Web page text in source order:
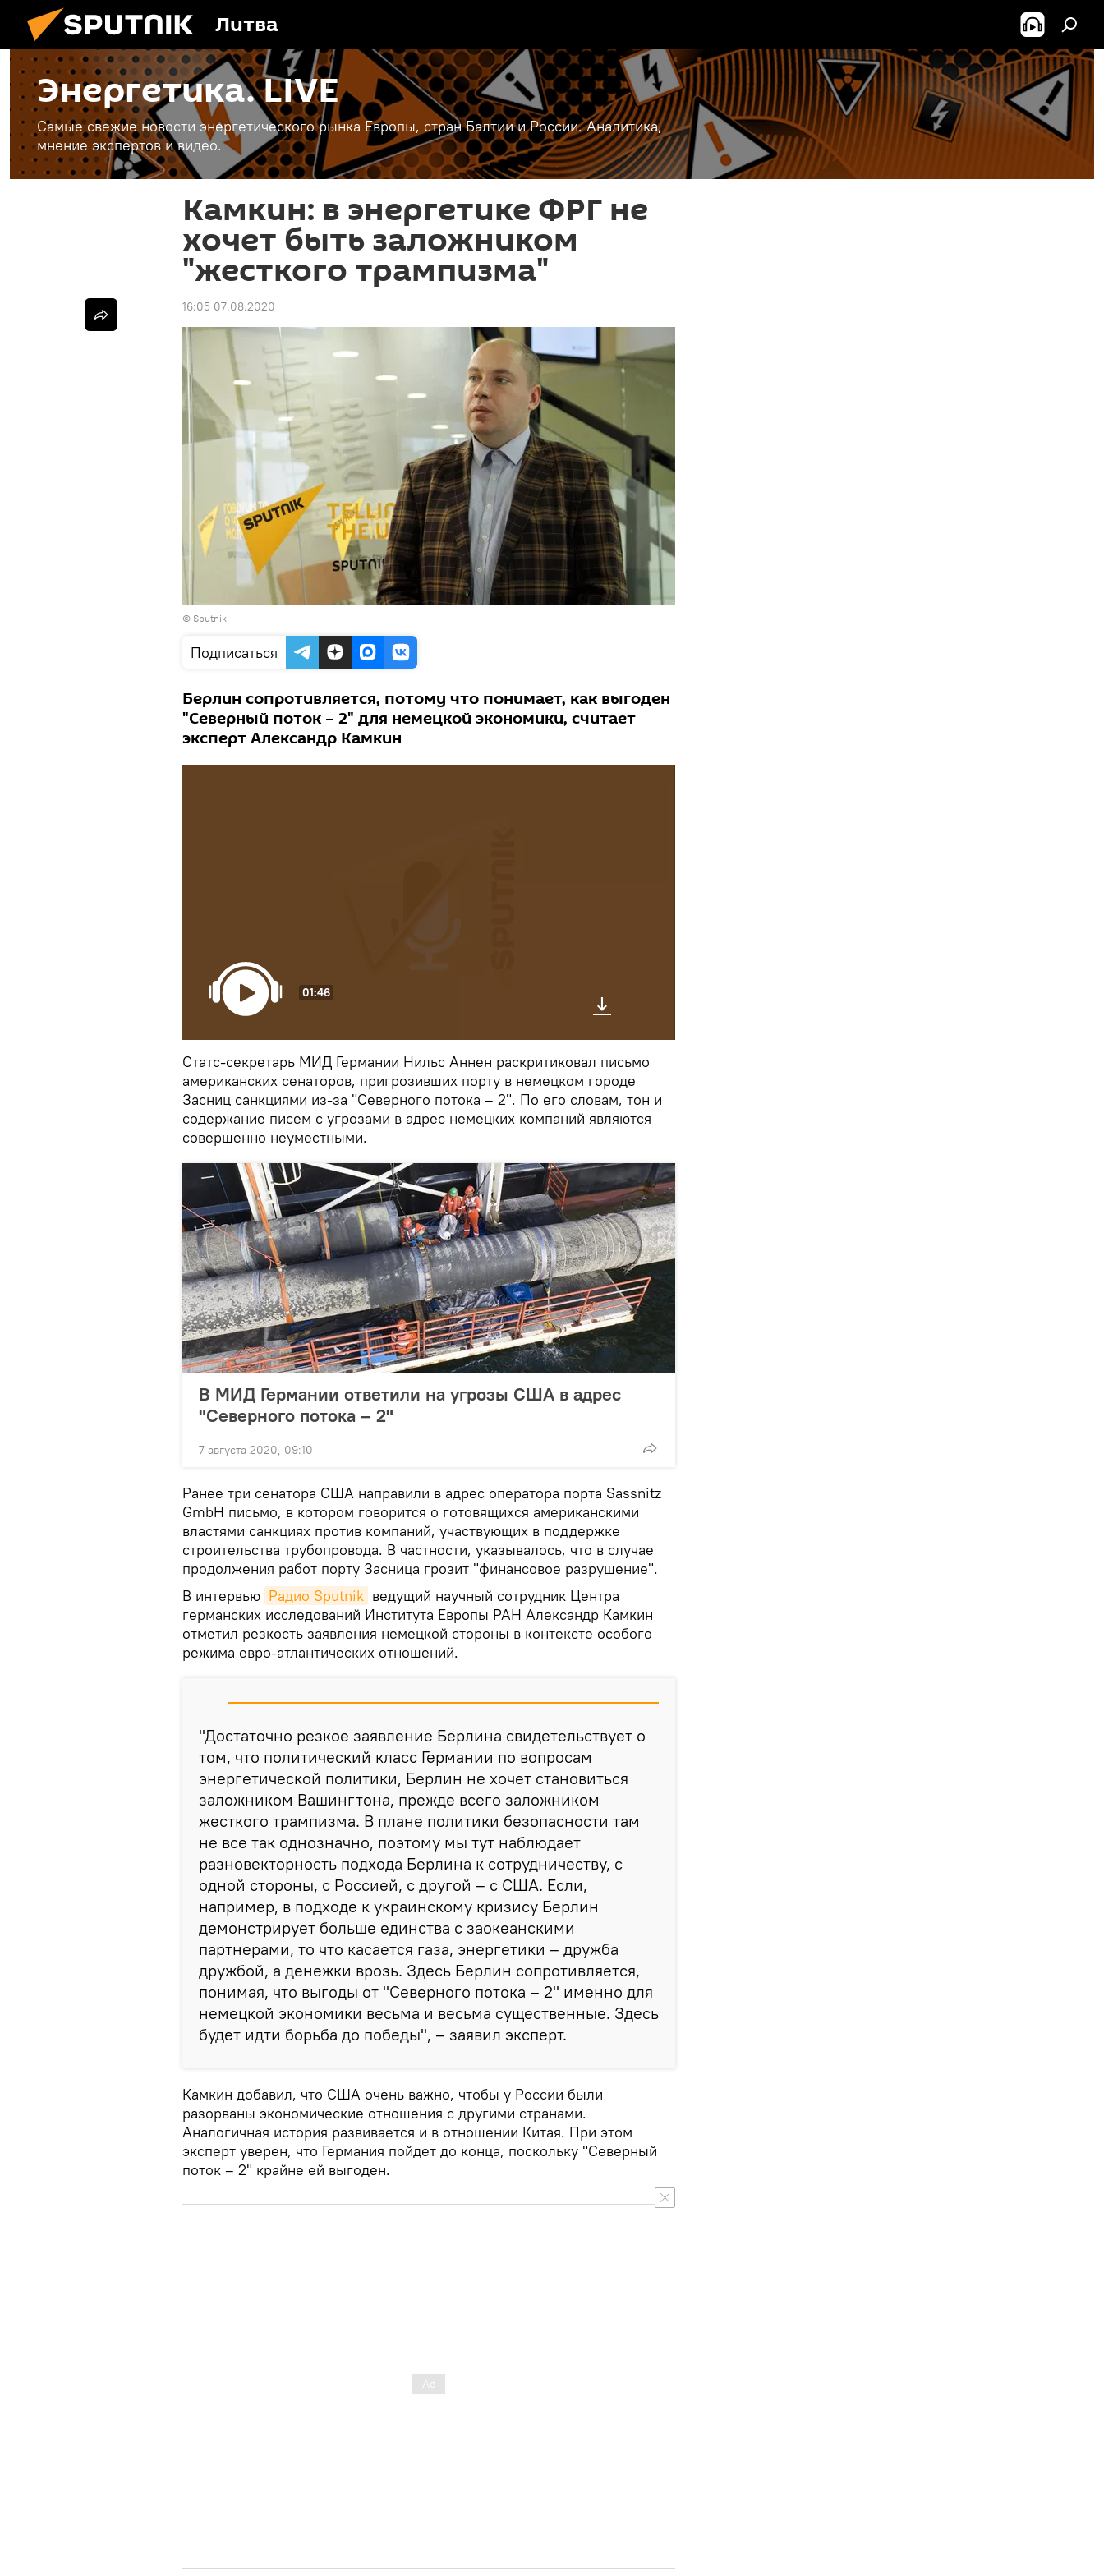
Литва
Энергетика. LIVE
Самые свежие новости энергетического рынка Европы, стран Балтии и России. Аналитика,
мнение экспертов и видео.
Камкин: в энергетике ФРГ не
хочет быть заложником
"жесткого трампизма"
16:05 07.08.2020
© Sputnik
Подписаться
Берлин сопротивляется, потому что понимает, как выгоден
"Северный поток – 2" для немецкой экономики, считает
эксперт Александр Камкин
01:46
Статс-секретарь МИД Германии Нильс Аннен раскритиковал письмо
американских сенаторов, пригрозивших порту в немецком городе
Засниц санкциями из-за "Северного потока – 2". По его словам, тон и
содержание писем с угрозами в адрес немецких компаний являются
совершенно неуместными.
В МИД Германии ответили на угрозы США в адрес
"Северного потока – 2"
7 августа 2020, 09:10
Ранее три сенатора США направили в адрес оператора порта Sassnitz
GmbH письмо, в котором говорится о готовящихся американскими
властями санкциях против компаний, участвующих в поддержке
строительства трубопровода. В частности, указывалось, что в случае
продолжения работ порту Засница грозит "финансовое разрушение".
В интервью Радио Sputnik ведущий научный сотрудник Центра
германских исследований Института Европы РАН Александр Камкин
отметил резкость заявления немецкой стороны в контексте особого
режима евро-атлантических отношений.
"Достаточно резкое заявление Берлина свидетельствует о
том, что политический класс Германии по вопросам
энергетической политики, Берлин не хочет становиться
заложником Вашингтона, прежде всего заложником
жесткого трампизма. В плане политики безопасности там
не все так однозначно, поэтому мы тут наблюдает
разновекторность подхода Берлина к сотрудничеству, с
одной стороны, с Россией, с другой – с США. Если,
например, в подходе к украинскому кризису Берлин
демонстрирует больше единства с заокеанскими
партнерами, то что касается газа, энергетики – дружба
дружбой, а денежки врозь. Здесь Берлин сопротивляется,
понимая, что выгоды от "Северного потока – 2" именно для
немецкой экономики весьма и весьма существенные. Здесь
будет идти борьба до победы", – заявил эксперт.
Камкин добавил, что США очень важно, чтобы у России были
разорваны экономические отношения с другими странами.
Аналогичная история развивается и в отношении Китая. При этом
эксперт уверен, что Германия пойдет до конца, поскольку "Северный
поток – 2" крайне ей выгоден.